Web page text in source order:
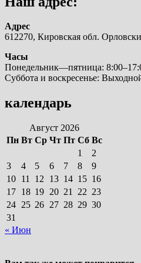
Адрес
612270, Кировская обл.
Часы
Понедельник—пятница:
Суббота и воскресенье:
календарь
Август 2026
Пн Вт Ср Чт Пт Сб Вс
1
2
3
4 5 6 7 8
9
10 11 12 13 14 15 16
17 18 19 20 21 22 23
24 25 26 27 28 29 30
31
« Июн